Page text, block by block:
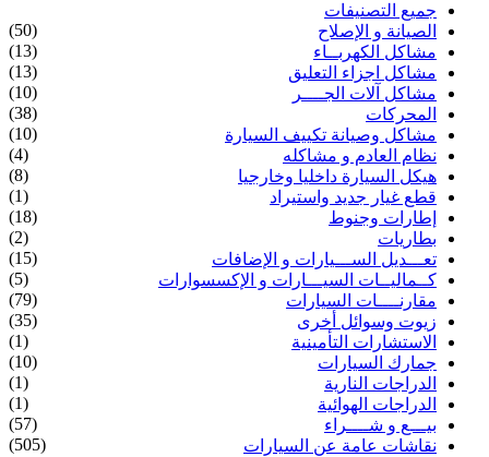
جميع التصنيفات
الصيانة و الإصلاح
(50)
مشاكل الكهربــاء
(13)
مشاكل اجزاء التعليق
(13)
مشاكل آلات الجــــر
(10)
المحركات
(38)
مشاكل وصيانة تكييف السيارة
(10)
نظام العادم و مشاكله
(4)
هيكل السيارة داخليا وخارجيا
(8)
قطع غيار جديد واستيراد
(1)
إطارات وجنوط
(18)
بطاريات
(2)
تعـــديل الســـيارات و الإضافات
(15)
كــماليــات السيـــارات و الإكسسوارات
(5)
مقارنــــات السيارات
(79)
زيوت وسوائل أخرى
(35)
الاستشارات التأمينية
(1)
جمارك السيارات
(10)
الدراجات النارية
(1)
الدراجات الهوائية
(1)
بيـــع و شــــراء
(57)
نقاشات عامة عن السيارات
(505)